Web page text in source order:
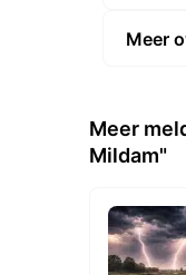
Meer
Meer
Mildam"